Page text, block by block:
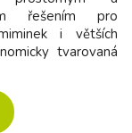
řešením pro
i větších
tvarovaná
koupele.
- Kompatibilní s
sedadly a